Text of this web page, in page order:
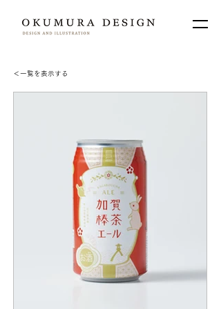
＜​一覧を表示する